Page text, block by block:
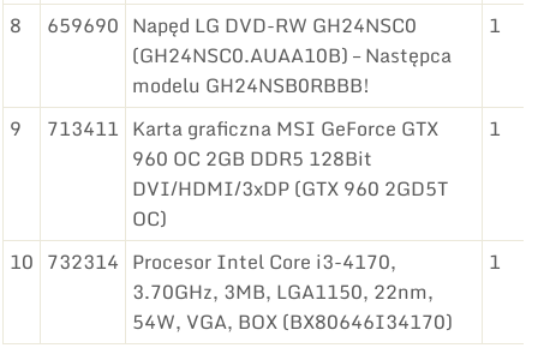
8 659690 Napęd LG DVD-RW GH24NSC0
(GH24NSC0.AUAA10B) – Następca
modelu GH24NSB0RBBB!
1
9 713411 Karta graficzna MSI GeForce GTX
960 OC 2GB DDR5 128Bit
DVI/HDMI/3xDP (GTX 960 2GD5T
OC)
1
10 732314 Procesor Intel Core i3-4170,
3.70GHz, 3MB, LGA1150, 22nm,
54W, VGA, BOX (BX80646I34170)
1